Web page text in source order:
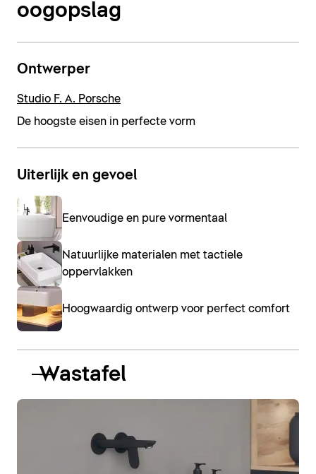
oogopslag
Ontwerper
Studio F. A. Porsche
De hoogste eisen in perfecte vorm
Uiterlijk en gevoel
Eenvoudige en pure vormentaal
Natuurlijke materialen met tactiele
oppervlakken
Hoogwaardig ontwerp voor perfect comfort
Wastafel